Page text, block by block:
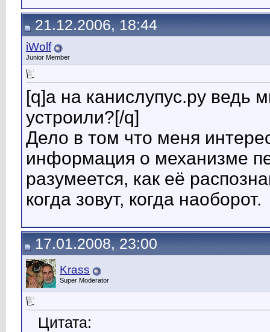
21.12.2006, 18:44
iWolf
Junior Member
[q]а на канислупус.ру ведь
устроили?[/q]
Дело в том что меня
информация о механизме
разумеется, как её
когда зовут, когда наоборот.
17.01.2008, 23:00
Krass
Super Moderator
Цитата: